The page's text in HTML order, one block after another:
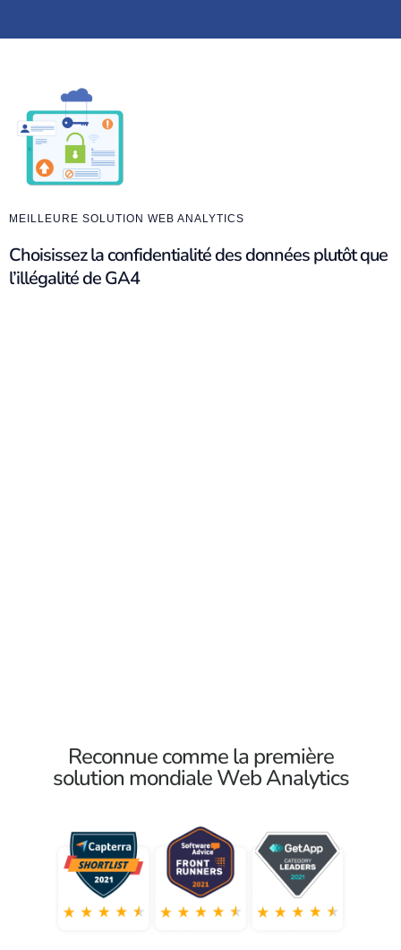
MEILLEURE SOLUTION WEB ANALYTICS
Choisissez la confidentialité des données plutôt que
l’illégalité de GA4
Reconnue comme la première
solution mondiale Web Analytics